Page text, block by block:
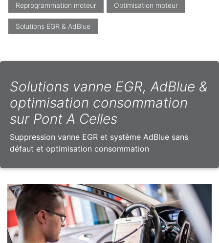
Reprogrammation moteur Optimisation moteur
Solutions EGR & AdBlue
Solutions vanne EGR, AdBlue &
optimisation consommation
sur Pont A Celles
Suppression vanne EGR et système AdBlue sans
défaut et optimisation consommation